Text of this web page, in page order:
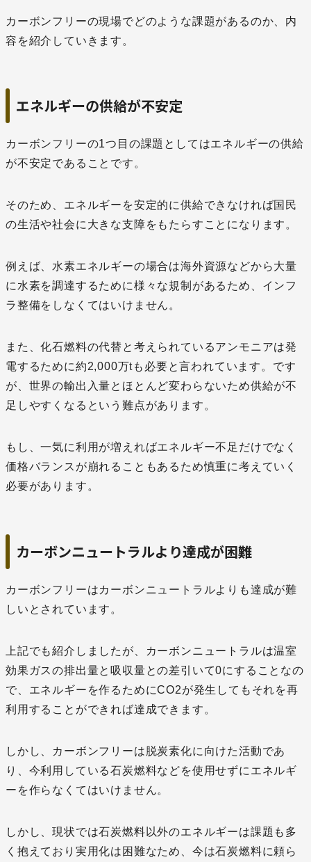
カーボンフリーの現場でどのような課題があるのか、内
容を紹介していきます。
エネルギーの供給が不安定
カーボンフリーの1つ目の課題としてはエネルギーの供給
が不安定であることです。
そのため、エネルギーを安定的に供給できなければ国民
の生活や社会に大きな支障をもたらすことになります。
例えば、水素エネルギーの場合は海外資源などから大量
に水素を調達するために様々な規制があるため、インフ
ラ整備をしなくてはいけません。
また、化石燃料の代替と考えられているアンモニアは発
電するために約2,000万tも必要と言われています。です
が、世界の輸出入量とほとんど変わらないため供給が不
足しやすくなるという難点があります。
もし、一気に利用が増えればエネルギー不足だけでなく
価格バランスが崩れることもあるため慎重に考えていく
必要があります。
カーボンニュートラルより達成が困難
カーボンフリーはカーボンニュートラルよりも達成が難
しいとされています。
上記でも紹介しましたが、カーボンニュートラルは温室
効果ガスの排出量と吸収量との差引いて0にすることなの
で、エネルギーを作るためにCO2が発生してもそれを再
利用することができれば達成できます。
しかし、カーボンフリーは脱炭素化に向けた活動であ
り、今利用している石炭燃料などを使用せずにエネルギ
ーを作らなくてはいけません。
しかし、現状では石炭燃料以外のエネルギーは課題も多
く抱えており実用化は困難なため、今は石炭燃料に頼ら